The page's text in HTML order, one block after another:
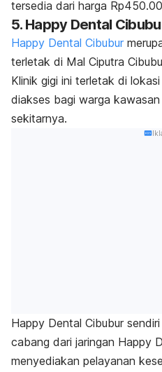
tersedia dari harga
5. Happy Dental
Happy Dental Cibubur
terletak di Mal Ciputra
Klinik gigi ini terletak di
diakses bagi warga
sekitarnya.
Happy Dental Cibubur
cabang dari jaringan Happy
menyediakan pelayanan